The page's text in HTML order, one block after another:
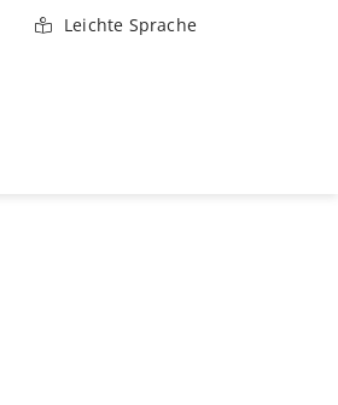
Leichte Sprache